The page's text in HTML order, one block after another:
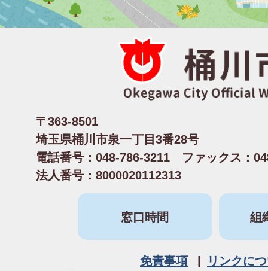
〒363-8501
埼玉県桶川市泉一丁目3番28号
電話番号：048-786-3211 ファックス：
法人番号：8000020112313
窓口時間 組
免責事項
リンクに